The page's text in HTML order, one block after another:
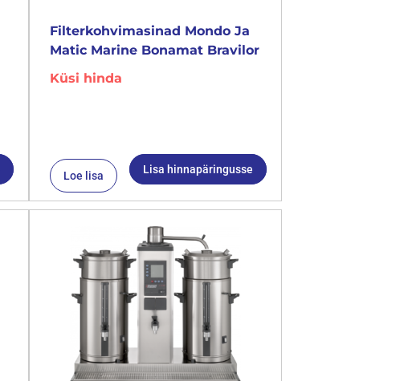
Filterkohvimasinad Mondo Ja
Matic Marine Bonamat Bravilor
Küsi hinda
Loe lisa Lisa hinnapäringusse